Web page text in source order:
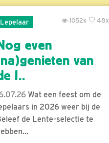
Lepelaar 48x
1052x
even
van
l..
Wat een feest om de
in 2026 weer bij de
de Lente-selectie te